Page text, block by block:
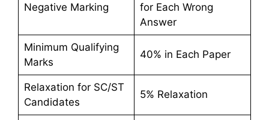
Negative Marking
for Each Wrong
Answer
Minimum Qualifying
Marks
40% in Each Paper
Relaxation for SC/ST
Candidates
5% Relaxation